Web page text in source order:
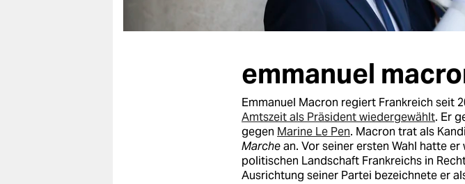
emmanuel
Emmanuel Macron regiert Frankreich seit
Amtszeit als Präsident wiedergewählt. Er
gegen Marine Le Pen. Macron trat als
Marchean. Vor seiner ersten Wahl hatte
politischen Landschaft Frankreichs in
Ausrichtung seiner Partei bezeichnete er